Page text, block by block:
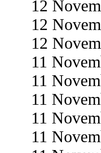
12
12
12
11
11
11
11
11